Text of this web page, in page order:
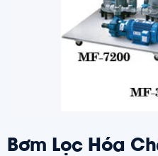
Bơm Lọc Hóa